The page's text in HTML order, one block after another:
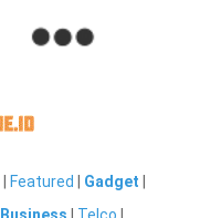
Featured Gadget